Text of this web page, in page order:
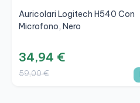
Auricolari Logitech H540 Con
Microfono, Nero
34,94 €
59,00 €